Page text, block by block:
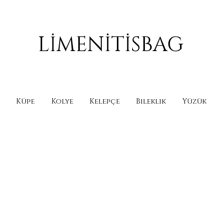
LİMENİTİSBAG
Küpe Kolye Kelepçe Bileklik Yüzük